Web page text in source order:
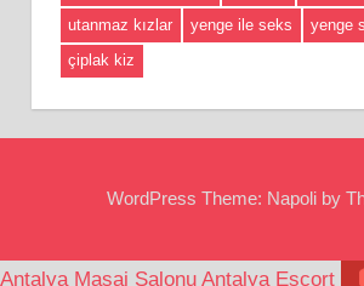
utanmaz kızlar
yenge ile seks
yenge
çiplak kiz
WordPress Theme: Napoli by
Antalya Masaj Salonu Antalya Escort